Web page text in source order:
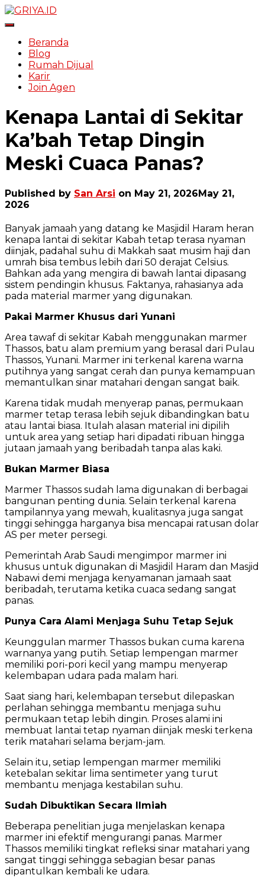
Toggle Navigation
Beranda
Blog
Rumah Dijual
Karir
Join Agen
Kenapa Lantai di Sekitar
Ka’bah Tetap Dingin
Meski Cuaca Panas?
Published by San Arsi on May 21, 2026May 21,
2026
Banyak jamaah yang datang ke Masjidil Haram heran
kenapa lantai di sekitar Kabah tetap terasa nyaman
diinjak, padahal suhu di Makkah saat musim haji dan
umrah bisa tembus lebih dari 50 derajat Celsius.
Bahkan ada yang mengira di bawah lantai dipasang
sistem pendingin khusus. Faktanya, rahasianya ada
pada material marmer yang digunakan.
Pakai Marmer Khusus dari Yunani
Area tawaf di sekitar Kabah menggunakan marmer
Thassos, batu alam premium yang berasal dari Pulau
Thassos, Yunani. Marmer ini terkenal karena warna
putihnya yang sangat cerah dan punya kemampuan
memantulkan sinar matahari dengan sangat baik.
Karena tidak mudah menyerap panas, permukaan
marmer tetap terasa lebih sejuk dibandingkan batu
atau lantai biasa. Itulah alasan material ini dipilih
untuk area yang setiap hari dipadati ribuan hingga
jutaan jamaah yang beribadah tanpa alas kaki.
Bukan Marmer Biasa
Marmer Thassos sudah lama digunakan di berbagai
bangunan penting dunia. Selain terkenal karena
tampilannya yang mewah, kualitasnya juga sangat
tinggi sehingga harganya bisa mencapai ratusan dolar
AS per meter persegi.
Pemerintah Arab Saudi mengimpor marmer ini
khusus untuk digunakan di Masjidil Haram dan Masjid
Nabawi demi menjaga kenyamanan jamaah saat
beribadah, terutama ketika cuaca sedang sangat
panas.
Punya Cara Alami Menjaga Suhu Tetap Sejuk
Keunggulan marmer Thassos bukan cuma karena
warnanya yang putih. Setiap lempengan marmer
memiliki pori-pori kecil yang mampu menyerap
kelembapan udara pada malam hari.
Saat siang hari, kelembapan tersebut dilepaskan
perlahan sehingga membantu menjaga suhu
permukaan tetap lebih dingin. Proses alami ini
membuat lantai tetap nyaman diinjak meski terkena
terik matahari selama berjam-jam.
Selain itu, setiap lempengan marmer memiliki
ketebalan sekitar lima sentimeter yang turut
membantu menjaga kestabilan suhu.
Sudah Dibuktikan Secara Ilmiah
Beberapa penelitian juga menjelaskan kenapa
marmer ini efektif mengurangi panas. Marmer
Thassos memiliki tingkat refleksi sinar matahari yang
sangat tinggi sehingga sebagian besar panas
dipantulkan kembali ke udara.